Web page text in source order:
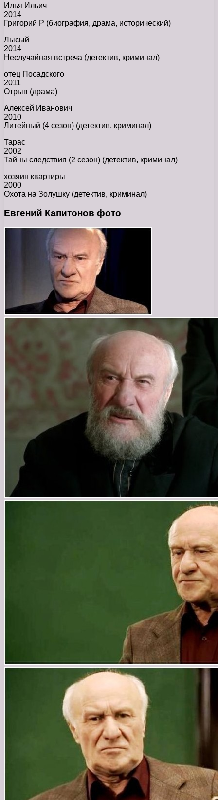
Илья Ильич
2014
Григорий Р (биография, драма, исторический)
Лысый
2014
Неслучайная встреча (детектив, криминал)
отец Посадского
2011
Отрыв (драма)
Алексей Иванович
2010
Литейный (4 сезон) (детектив, криминал)
Тарас
2002
Тайны следствия (2 сезон) (детектив, криминал)
хозяин квартиры
2000
Охота на Золушку (детектив, криминал)
Евгений Капитонов фото